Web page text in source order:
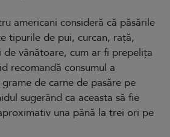
americani consideră că păsările
tipurile de pui, curcan, rață,
de vânătoare, cum ar fi prepelița
recomandă consumul a
de carne de pasăre pe
sugerând ca aceasta să fie
una până la trei ori pe